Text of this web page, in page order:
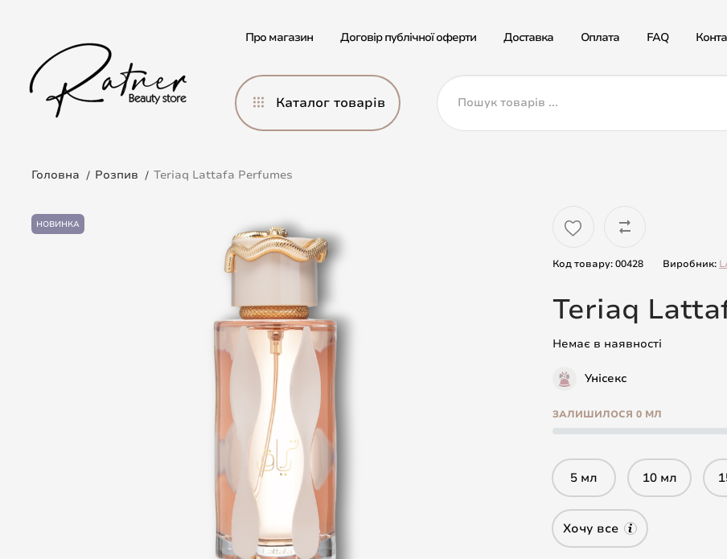
Про магазин Договір публічної оферти Доставка Оплата FAQ
Каталог товарів
Головна Розпив Teriaq Lattafa Perfumes
НОВИНКА
Код товару: 00428 Виробник:
Teriaq
Немає в наявності
Унісекс
ЗАЛИШИЛОСЯ 0 МЛ
5 мл 10 мл
Хочу все